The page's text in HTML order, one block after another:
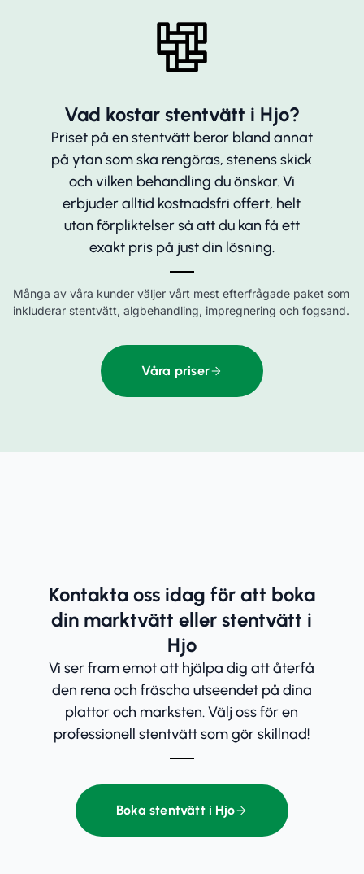
Vad kostar stentvätt i Hjo?
Priset på en stentvätt beror bland annat
på ytan som ska rengöras, stenens skick
och vilken behandling du önskar. Vi
erbjuder alltid kostnadsfri offert, helt
utan förpliktelser så att du kan få ett
exakt pris på just din lösning.
Många av våra kunder väljer vårt mest efterfrågade paket som
inkluderar stentvätt, algbehandling, impregnering och fogsand.
Våra priser
Kontakta oss idag för att boka
din marktvätt eller stentvätt i
Hjo
Vi ser fram emot att hjälpa dig att återfå
den rena och fräscha utseendet på dina
plattor och marksten. Välj oss för en
professionell stentvätt som gör skillnad!
Boka stentvätt i Hjo